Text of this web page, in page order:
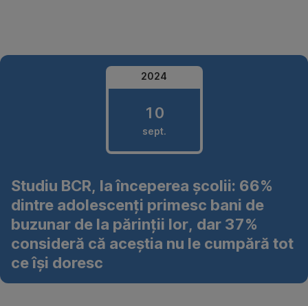
2024
10
sept.
10
septembrie
2024
Studiu BCR, la începerea școlii: 66%
dintre adolescenți primesc bani de
buzunar de la părinții lor, dar 37%
consideră că aceștia nu le cumpără tot
ce își doresc